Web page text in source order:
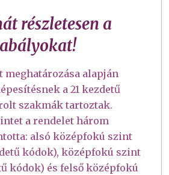
részletesen a
meghatározása alapján
a 21 kezdetű
szakmák tartoztak.
a rendelet három
alsó középfokú szint
kódok), középfokú szint
kódok) és felső középfokú